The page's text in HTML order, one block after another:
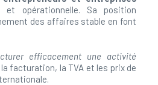
opérationnelle. Sa position
des affaires stable en font
efficacement une activité
facturation, la TVA et les prix de